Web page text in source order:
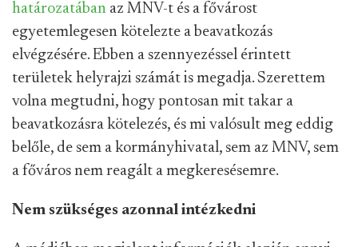
határozatában az MNV-t és a fővárost
egyetemlegesen kötelezte a beavatkozás
elvégzésére. Ebben a szennyezéssel érintett
területek helyrajzi számát is megadja. Szerettem
volna megtudni, hogy pontosan mit takar a
beavatkozásra kötelezés, és mi valósult meg eddig
belőle, de sem a kormányhivatal, sem az MNV, sem
a főváros nem reagált a megkeresésemre.
Nem szükséges azonnal intézkedni